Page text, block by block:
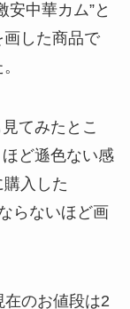
安中華カム”と
した商品で
てみたとこ
ど遜色ない感
入した
らないほど画
在のお値段は2